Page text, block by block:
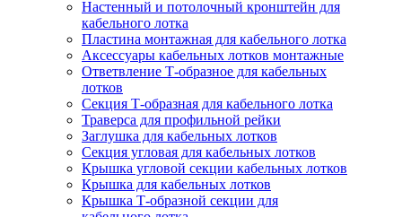
Настенный и потолочный кронштейн для
кабельного лотка
Пластина монтажная для кабельного лотка
Аксессуары кабельных лотков монтажные
Ответвление Т-образное для кабельных
лотков
Секция Т-образная для кабельного лотка
Траверса для профильной рейки
Заглушка для кабельных лотков
Секция угловая для кабельных лотков
Крышка угловой секции кабельных лотков
Крышка для кабельных лотков
Крышка Т-образной секции для